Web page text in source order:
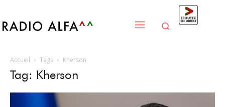
Accueil Tags Kherson
Tag: Kherson